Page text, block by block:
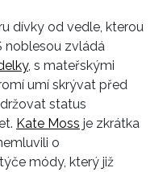
dívky od vedle, kterou
noblesou zvládá
, s mateřskými
umí skrývat před
status
Kate Moss je zkrátka
o
módy, který již